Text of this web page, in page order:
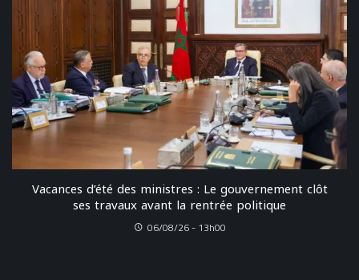
Vacances d’été des ministres : Le gouvernement clôt
ses travaux avant la rentrée politique
06/08/26 - 13h00